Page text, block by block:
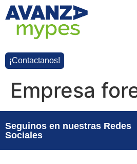
¡Contactanos!
Empresa
Seguinos en nuestras Redes
Sociales